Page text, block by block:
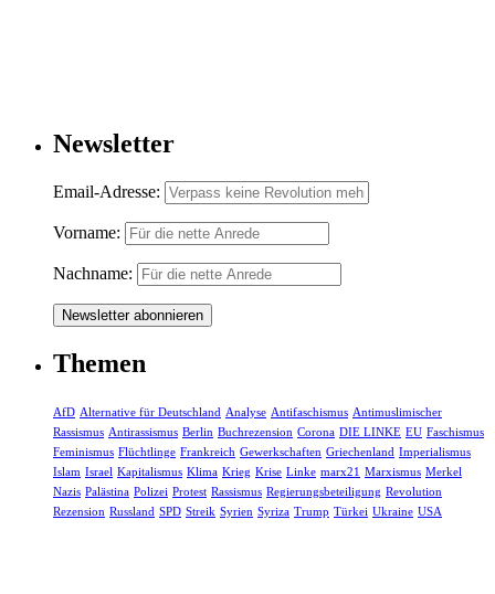
Newsletter
Email-Adresse:
Vorname:
Nachname:
Themen
AfD Alternative für Deutschland Analyse Antifaschismus Antimuslimischer
Rassismus Antirassismus Berlin Buchrezension Corona DIE LINKE EU Faschismus
Feminismus Flüchtlinge Frankreich Gewerkschaften Griechenland Imperialismus
Islam Israel Kapitalismus Klima Krieg Krise Linke marx21 Marxismus Merkel
Nazis Palästina Polizei Protest Rassismus Regierungsbeteiligung Revolution
Rezension Russland SPD Streik Syrien Syriza Trump Türkei Ukraine USA